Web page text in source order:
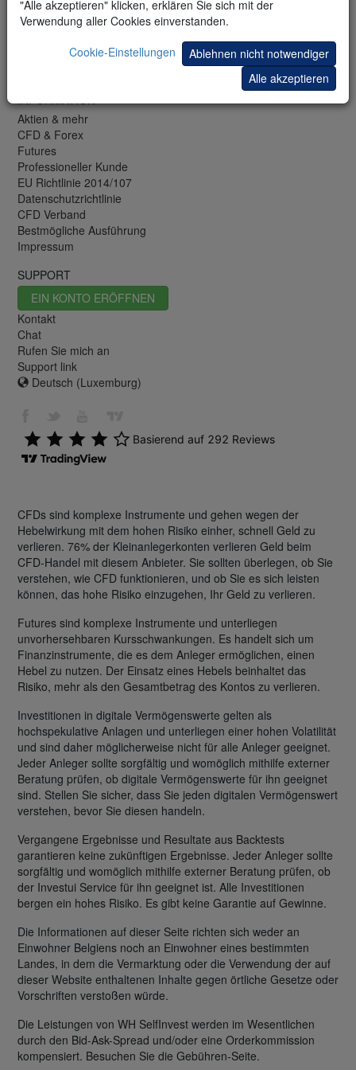
"Alle akzeptieren" klicken, erklären Sie sich mit der
Verwendung aller Cookies einverstanden.
Cookie-Einstellungen
Ablehnen nicht notwendiger
Alle akzeptieren
Trading-Demo
Mobile-Demo
Trading-Blog
INFORMATION
Aktien & mehr
CFD & Forex
Futures
Professioneller Kunde
EU Richtlinie 2014/107
Datenschutzrichtlinie
CFD Verband
Bestmögliche Ausführung
Impressum
SUPPORT
EIN KONTO ERÖFFNEN
Kontakt
Chat
Rufen Sie mich an
Support link
Deutsch (Luxemburg)
CFDs sind komplexe Instrumente und gehen wegen der
Hebelwirkung mit dem hohen Risiko einher, schnell Geld zu
verlieren. 76% der Kleinanlegerkonten verlieren Geld beim
CFD-Handel mit diesem Anbieter. Sie sollten überlegen, ob Sie
verstehen, wie CFD funktionieren, und ob Sie es sich leisten
können, das hohe Risiko einzugehen, Ihr Geld zu verlieren.
Futures sind komplexe Instrumente und unterliegen
unvorhersehbaren Kursschwankungen. Es handelt sich um
Finanzinstrumente, die es dem Anleger ermöglichen, einen
Hebel zu nutzen. Der Einsatz eines Hebels beinhaltet das
Risiko, mehr als den Gesamtbetrag des Kontos zu verlieren.
Investitionen in digitale Vermögenswerte gelten als
hochspekulative Anlagen und unterliegen einer hohen Volatilität
und sind daher möglicherweise nicht für alle Anleger geeignet.
Jeder Anleger sollte sorgfältig und womöglich mithilfe externer
Beratung prüfen, ob digitale Vermögenswerte für ihn geeignet
sind. Stellen Sie sicher, dass Sie jeden digitalen Vermögenswert
verstehen, bevor Sie diesen handeln.
Vergangene Ergebnisse und Resultate aus Backtests
garantieren keine zukünftigen Ergebnisse. Jeder Anleger sollte
sorgfältig und womöglich mithilfe externer Beratung prüfen, ob
der Investui Service für ihn geeignet ist. Alle Investitionen
bergen ein hohes Risiko. Es gibt keine Garantie auf Gewinne.
Die Informationen auf dieser Seite richten sich weder an
Einwohner Belgiens noch an Einwohner eines bestimmten
Landes, in dem die Vermarktung oder die Verwendung der auf
dieser Website enthaltenen Inhalte gegen örtliche Gesetze oder
Vorschriften verstoßen würde.
Die Leistungen von WH SelfInvest werden im Wesentlichen
durch den Bid-Ask-Spread und/oder eine Orderkommission
kompensiert. Besuchen Sie die Gebühren-Seite.